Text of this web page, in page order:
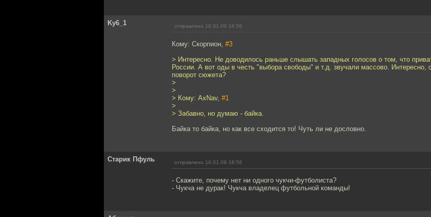
Ky6_1 отправлено 16.01.09 18:56
Кому: Скорпион, #3
> Интересно. Не доводилось раньше слышать западных голосов о том, что
России. А вот оды в честь "выбора свободы" и т.д. звучали массово. Интересно,
поворот сюжета?
>
>
> Кому: AxNav, #1
>
> Забавно, но думаю - байка.
Байка то байка, но как все сходится то! Чуть ли не дословно.
Старик Пфуль отправлено 16.01.09 18:56
- Скажите, почему нет ни одного чукчи-футболиста?
- Чукча не дурак! Чукча владелец футбольной команды!